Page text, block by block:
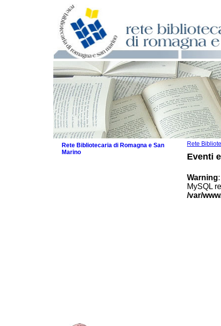
Rete
Eventi
Warning
MySQL
/var/
Rete Bibliotecaria di Romagna e San
Marino